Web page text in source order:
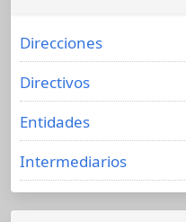
Direcciones
Directivos
Entidades
Intermediarios